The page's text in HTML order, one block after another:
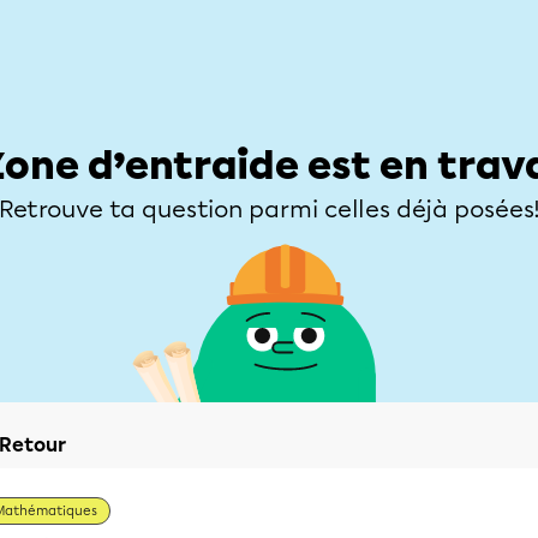
d’entraide est en
Retrouve ta question parmi celles déjà posées!
Retour